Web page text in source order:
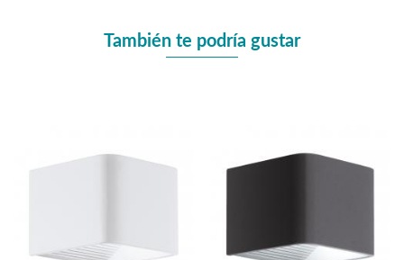
También te podría gustar